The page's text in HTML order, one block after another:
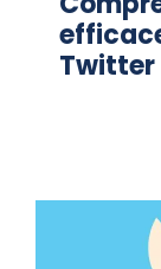
Twitter